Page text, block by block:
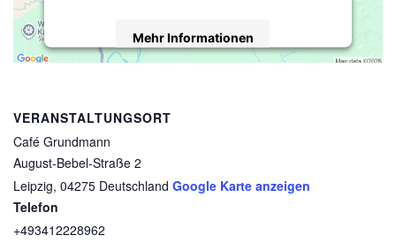
VERANSTALTUNGSORT
Café Grundmann
August-Bebel-Straße 2
Leipzig, 04275 Deutschland Google Karte anzeigen
Telefon
+493412228962
Mehr Informationen
powered byUsercentrics Consent